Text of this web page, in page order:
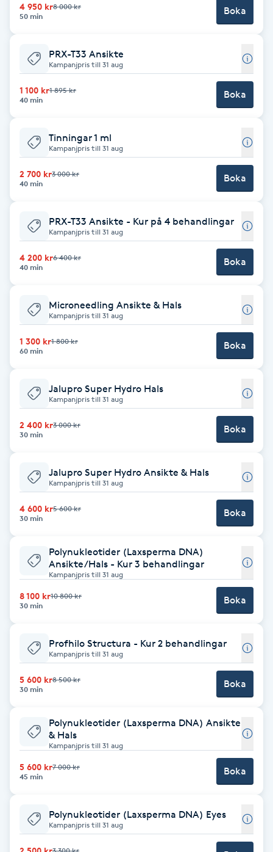
Hårbottenbehandling
Hårförlängning
Hårvård
IPL hårborttagning
IR-massage
Japansk massage
Katun fransar
Kemisk peeling
Keratinbehandling
Kinesiologi
Kiropraktik
Klangmassage
Klippning
Klippning & Slingor
Koppningsmassage
Kosmetisk tatuering
4 950 kr8 000 kr
50 min
Boka
PRX-T33 Ansikte
Kampanjpris till 31 aug
1 100 kr1 895 kr
40 min
Boka
Tinningar 1 ml
Kampanjpris till 31 aug
2 700 kr3 000 kr
40 min
Boka
PRX-T33 Ansikte - Kur på 4 behandlingar
Kampanjpris till 31 aug
4 200 kr6 400 kr
40 min
Boka
Microneedling Ansikte & Hals
Kampanjpris till 31 aug
1 300 kr1 800 kr
60 min
Boka
Jalupro Super Hydro Hals
Kampanjpris till 31 aug
2 400 kr3 000 kr
30 min
Boka
Jalupro Super Hydro Ansikte & Hals
Kampanjpris till 31 aug
4 600 kr5 600 kr
30 min
Boka
Polynukleotider (Laxsperma DNA)
Ansikte/Hals - Kur 3 behandlingar
Kampanjpris till 31 aug
8 100 kr10 800 kr
30 min
Boka
Profhilo Structura - Kur 2 behandlingar
Kampanjpris till 31 aug
5 600 kr8 500 kr
30 min
Boka
Polynukleotider (Laxsperma DNA) Ansikte
& Hals
Kampanjpris till 31 aug
5 600 kr7 000 kr
45 min
Boka
Polynukleotider (Laxsperma DNA) Eyes
Kampanjpris till 31 aug